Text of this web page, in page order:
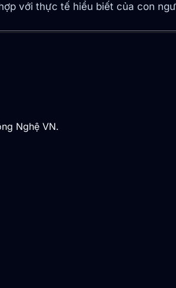
với thực tế hiểu biết của con
Nghệ VN.